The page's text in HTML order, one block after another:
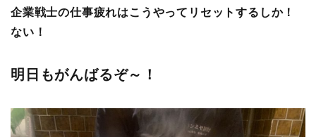
企業戦士の仕事疲れはこうやってリセットするしか！
ない！
明日もがんばるぞ～！